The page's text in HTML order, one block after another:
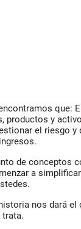
que:
productos y
el riesgo y
de conceptos
a
nos dará
trata.